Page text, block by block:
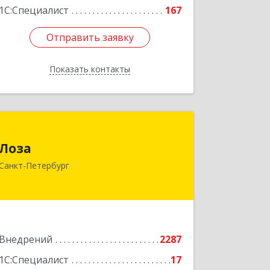
1С:Специалист
167
Отправить заявку
Показать контакты
Отправить заявку
Назад
Петербург
Внедрений
2287
1С:Специалист
17
Выборгская наб, дом № 49,БЦ